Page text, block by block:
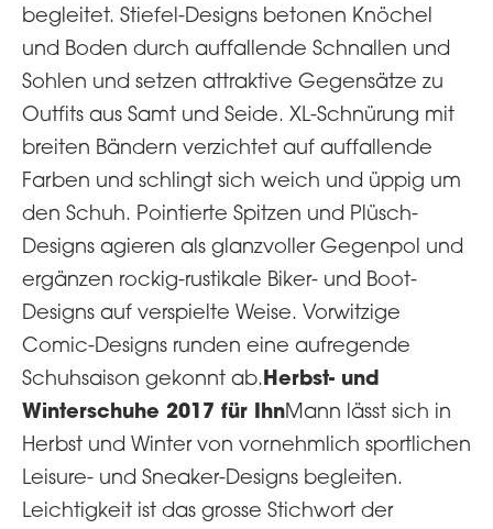
begleitet. Stiefel-Designs betonen Knöchel
und Boden durch auffallende Schnallen und
Sohlen und setzen attraktive Gegensätze zu
Outfits aus Samt und Seide. XL-Schnürung mit
breiten Bändern verzichtet auf auffallende
Farben und schlingt sich weich und üppig um
den Schuh. Pointierte Spitzen und Plüsch-
Designs agieren als glanzvoller Gegenpol und
ergänzen rockig-rustikale Biker- und Boot-
Designs auf verspielte Weise. Vorwitzige
Comic-Designs runden eine aufregende
Schuhsaison gekonnt ab.Herbst- und
Winterschuhe 2017 für IhnMann lässt sich in
Herbst und Winter von vornehmlich sportlichen
Leisure- und Sneaker-Designs begleiten.
Leichtigkeit ist das grosse Stichwort der